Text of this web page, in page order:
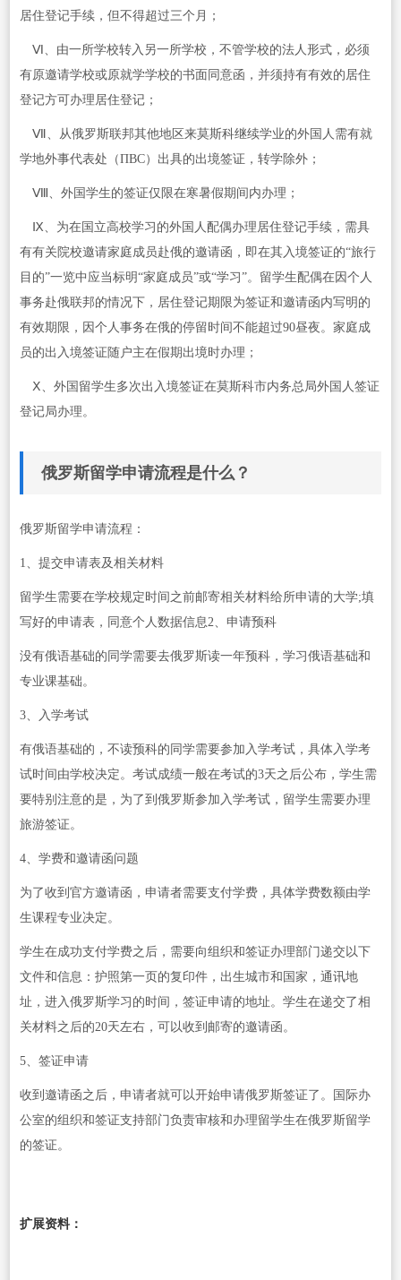
居住登记手续，但不得超过三个月；
Ⅵ、由一所学校转入另一所学校，不管学校的法人形式，必须
有原邀请学校或原就学学校的书面同意函，并须持有有效的居住
登记方可办理居住登记；
Ⅶ、从俄罗斯联邦其他地区来莫斯科继续学业的外国人需有就
学地外事代表处（ПВС）出具的出境签证，转学除外；
Ⅷ、外国学生的签证仅限在寒暑假期间内办理；
Ⅸ、为在国立高校学习的外国人配偶办理居住登记手续，需具
有有关院校邀请家庭成员赴俄的邀请函，即在其入境签证的“旅行
目的”一览中应当标明“家庭成员”或“学习”。留学生配偶在因个人
事务赴俄联邦的情况下，居住登记期限为签证和邀请函内写明的
有效期限，因个人事务在俄的停留时间不能超过90昼夜。家庭成
员的出入境签证随户主在假期出境时办理；
Ⅹ、外国留学生多次出入境签证在莫斯科市内务总局外国人签证
登记局办理。
俄罗斯留学申请流程是什么？
俄罗斯留学申请流程：
1、提交申请表及相关材料
留学生需要在学校规定时间之前邮寄相关材料给所申请的大学;填
写好的申请表，同意个人数据信息2、申请预科
没有俄语基础的同学需要去俄罗斯读一年预科，学习俄语基础和
专业课基础。
3、入学考试
有俄语基础的，不读预科的同学需要参加入学考试，具体入学考
试时间由学校决定。考试成绩一般在考试的3天之后公布，学生需
要特别注意的是，为了到俄罗斯参加入学考试，留学生需要办理
旅游签证。
4、学费和邀请函问题
为了收到官方邀请函，申请者需要支付学费，具体学费数额由学
生课程专业决定。
学生在成功支付学费之后，需要向组织和签证办理部门递交以下
文件和信息：护照第一页的复印件，出生城市和国家，通讯地
址，进入俄罗斯学习的时间，签证申请的地址。学生在递交了相
关材料之后的20天左右，可以收到邮寄的邀请函。
5、签证申请
收到邀请函之后，申请者就可以开始申请俄罗斯签证了。国际办
公室的组织和签证支持部门负责审核和办理留学生在俄罗斯留学
的签证。
扩展资料：